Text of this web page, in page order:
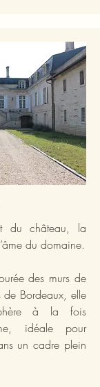
du château, la
du domaine.
des murs de
de Bordeaux, elle
à la fois
idéale pour
un cadre plein